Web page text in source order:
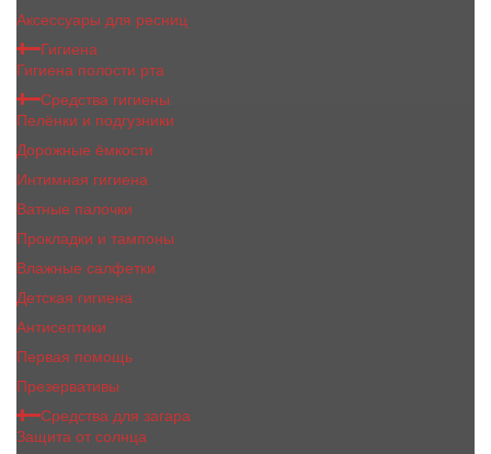
Аксессуары для ресниц
Гигиена
Гигиена полости рта
Средства гигиены
Пелёнки и подгузники
Дорожные ёмкости
Интимная гигиена
Ватные палочки
Прокладки и тампоны
Влажные салфетки
Детская гигиена
Антисептики
Первая помощь
Презервативы
Средства для загара
Защита от солнца